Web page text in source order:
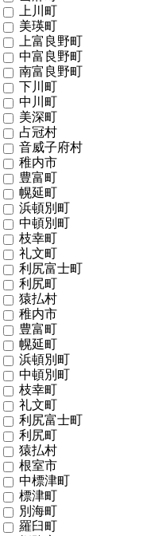
上川町
美瑛町
上富良野町
中富良野町
南富良野町
下川町
中川町
美深町
占冠村
音威子府村
稚内市
豊富町
幌延町
浜頓別町
中頓別町
枝幸町
礼文町
利尻富士町
利尻町
猿払村
稚内市
豊富町
幌延町
浜頓別町
中頓別町
枝幸町
礼文町
利尻富士町
利尻町
猿払村
根室市
中標津町
標津町
別海町
羅臼町